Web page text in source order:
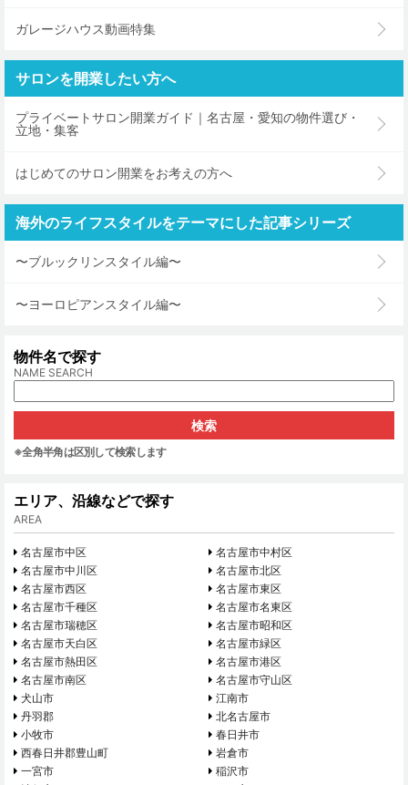
ガレージハウス動画特集
サロンを開業したい方へ
プライベートサロン開業ガイド｜名古屋・愛知の物件選び・
立地・集客
はじめてのサロン開業をお考えの方へ
海外のライフスタイルをテーマにした記事シリーズ
〜ブルックリンスタイル編〜
〜ヨーロピアンスタイル編〜
物件名で探す
NAME SEARCH
※全角半角は区別して検索します
エリア、沿線などで探す
AREA
名古屋市中区
名古屋市中村区
名古屋市中川区
名古屋市北区
名古屋市西区
名古屋市東区
名古屋市千種区
名古屋市名東区
名古屋市瑞穂区
名古屋市昭和区
名古屋市天白区
名古屋市緑区
名古屋市熱田区
名古屋市港区
名古屋市南区
名古屋市守山区
犬山市
江南市
丹羽郡
北名古屋市
小牧市
春日井市
西春日井郡豊山町
岩倉市
一宮市
稲沢市